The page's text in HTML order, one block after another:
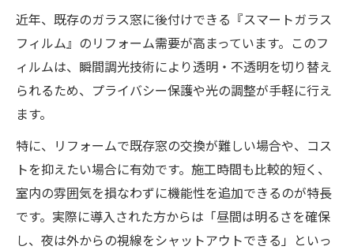
近年、既存のガラス窓に後付けできる『スマートガラス
フィルム』のリフォーム需要が高まっています。このフ
ィルムは、瞬間調光技術により透明・不透明を切り替え
られるため、プライバシー保護や光の調整が手軽に行え
ます。
特に、リフォームで既存窓の交換が難しい場合や、コス
トを抑えたい場合に有効です。施工時間も比較的短く、
室内の雰囲気を損なわずに機能性を追加できるのが特長
です。実際に導入された方からは「昼間は明るさを確保
し、夜は外からの視線をシャットアウトできる」といっ